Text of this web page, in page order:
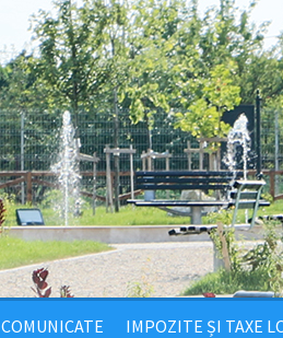
COMUNICATE IMPOZITE ȘI TAXE